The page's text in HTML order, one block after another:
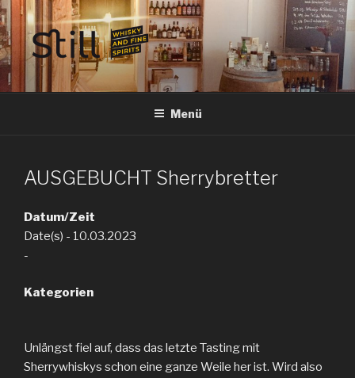
Zum
Inhalt
springen
STILL SPIRITS HILDESHEIM
Whisky, Rum, Gin, Cognac, Tequila und Tastings in Hildesheim
Menü
AUSGEBUCHT Sherrybretter
Datum/Zeit
Date(s) - 10.03.2023
-
Kategorien
Unlängst fiel auf, dass das letzte Tasting mit
Sherrywhiskys schon eine ganze Weile her ist. Wird also